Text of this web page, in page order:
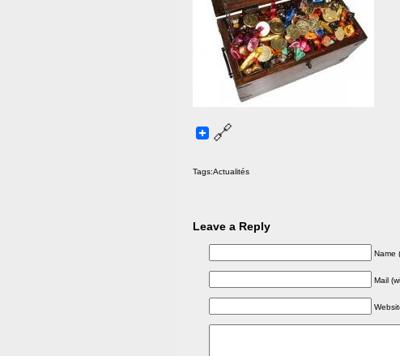
Tags:Actualités
Leave a Reply
Name
Mail